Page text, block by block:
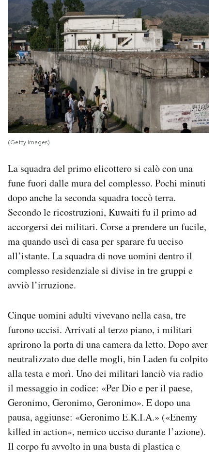
(Getty Images)
La squadra del primo elicottero si calò con una
fune fuori dalle mura del complesso. Pochi minuti
dopo anche la seconda squadra toccò terra.
Secondo le ricostruzioni, Kuwaiti fu il primo ad
accorgersi dei militari. Corse a prendere un fucile,
ma quando uscì di casa per sparare fu ucciso
all’istante. La squadra di nove uomini dentro il
complesso residenziale si divise in tre gruppi e
avviò l’irruzione.
Cinque uomini adulti vivevano nella casa, tre
furono uccisi. Arrivati al terzo piano, i militari
aprirono la porta di una camera da letto. Dopo aver
neutralizzato due delle mogli, bin Laden fu colpito
alla testa e morì. Uno dei militari lanciò via radio
il messaggio in codice: «Per Dio e per il paese,
Geronimo, Geronimo, Geronimo». E dopo una
pausa, aggiunse: «Geronimo E.K.I.A.» («Enemy
killed in action», nemico ucciso durante l’azione).
Il corpo fu avvolto in una busta di plastica e